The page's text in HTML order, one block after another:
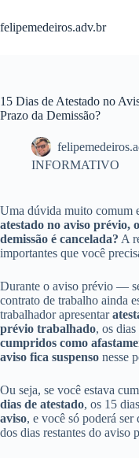
para
o
felipemedeiros.adv.br
15 Dias de Atestado no
Prazo da Demissão?
INFORMATIVO
Uma dúvida muito comum
atestado no aviso prévio,
demissão é cancelada? A
importantes que você
Durante o aviso prévio —
contrato de trabalho ainda
trabalhador apresentar
prévio trabalhado, os
cumpridos como
aviso fica suspenso nesse
Ou seja, se você estava
dias de atestado, os 15
aviso, e você só poderá ser
dos dias restantes do aviso